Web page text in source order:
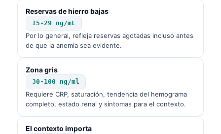
Reservas de hierro bajas
15-29 ng/mL
Por lo general, refleja reservas agotadas incluso antes
de que la anemia sea evidente.
Zona gris
30-100 ng/ml
Requiere CRP, saturación, tendencia del hemograma
completo, estado renal y síntomas para el contexto.
El contexto importa